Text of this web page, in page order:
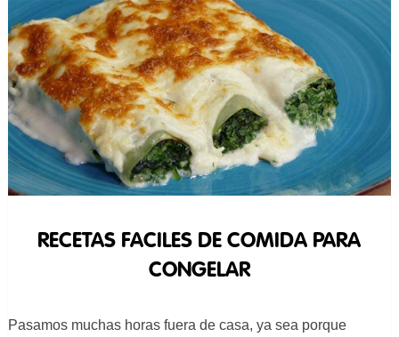
RECETAS FACILES DE COMIDA PARA
CONGELAR
Pasamos muchas horas fuera de casa, ya sea porque